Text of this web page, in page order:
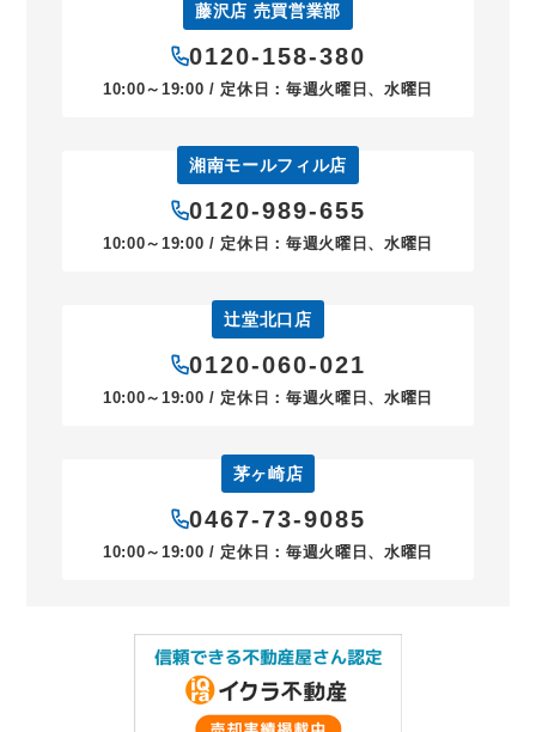
藤沢店 売買営業部
0120-158-380
10:00～19:00 / 定休日：毎週火曜日、水曜日
湘南モールフィル店
0120-989-655
10:00～19:00 / 定休日：毎週火曜日、水曜日
辻堂北口店
0120-060-021
10:00～19:00 / 定休日：毎週火曜日、水曜日
茅ヶ崎店
0467-73-9085
10:00～19:00 / 定休日：毎週火曜日、水曜日